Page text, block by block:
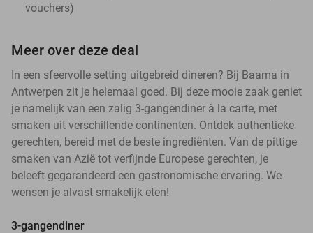
vouchers)
Meer over deze deal
In een sfeervolle setting uitgebreid dineren? Bij Baama in
Antwerpen zit je helemaal goed. Bij deze mooie zaak geniet
je namelijk van een zalig 3-gangendiner à la carte, met
smaken uit verschillende continenten. Ontdek authentieke
gerechten, bereid met de beste ingrediënten. Van de pittige
smaken van Azië tot verfijnde Europese gerechten, je
beleeft gegarandeerd een gastronomische ervaring. We
wensen je alvast smakelijk eten!
3-gangendiner